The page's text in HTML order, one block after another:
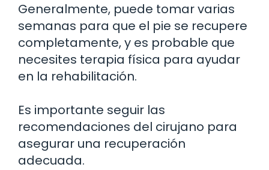
Generalmente, puede tomar varias
semanas para que el pie se recupere
completamente, y es probable que
necesites terapia física para ayudar
en la rehabilitación.
Es importante seguir las
recomendaciones del cirujano para
asegurar una recuperación
adecuada.